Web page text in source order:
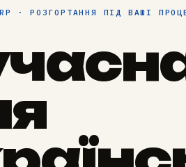
· РОЗГОРТАННЯ ПІД ВАШІ